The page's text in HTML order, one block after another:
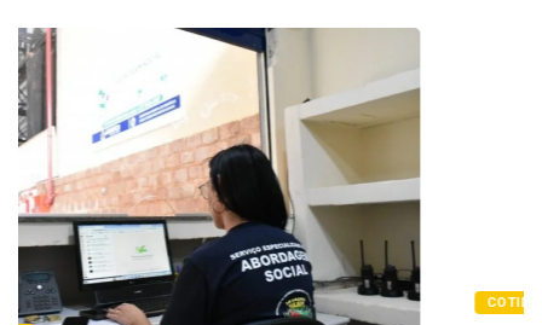
COTIDIANO